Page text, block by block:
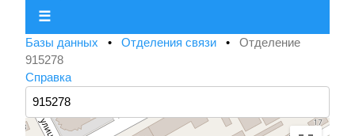
☰
Базы данных • Отделения связи • Отделение
915278
Справка